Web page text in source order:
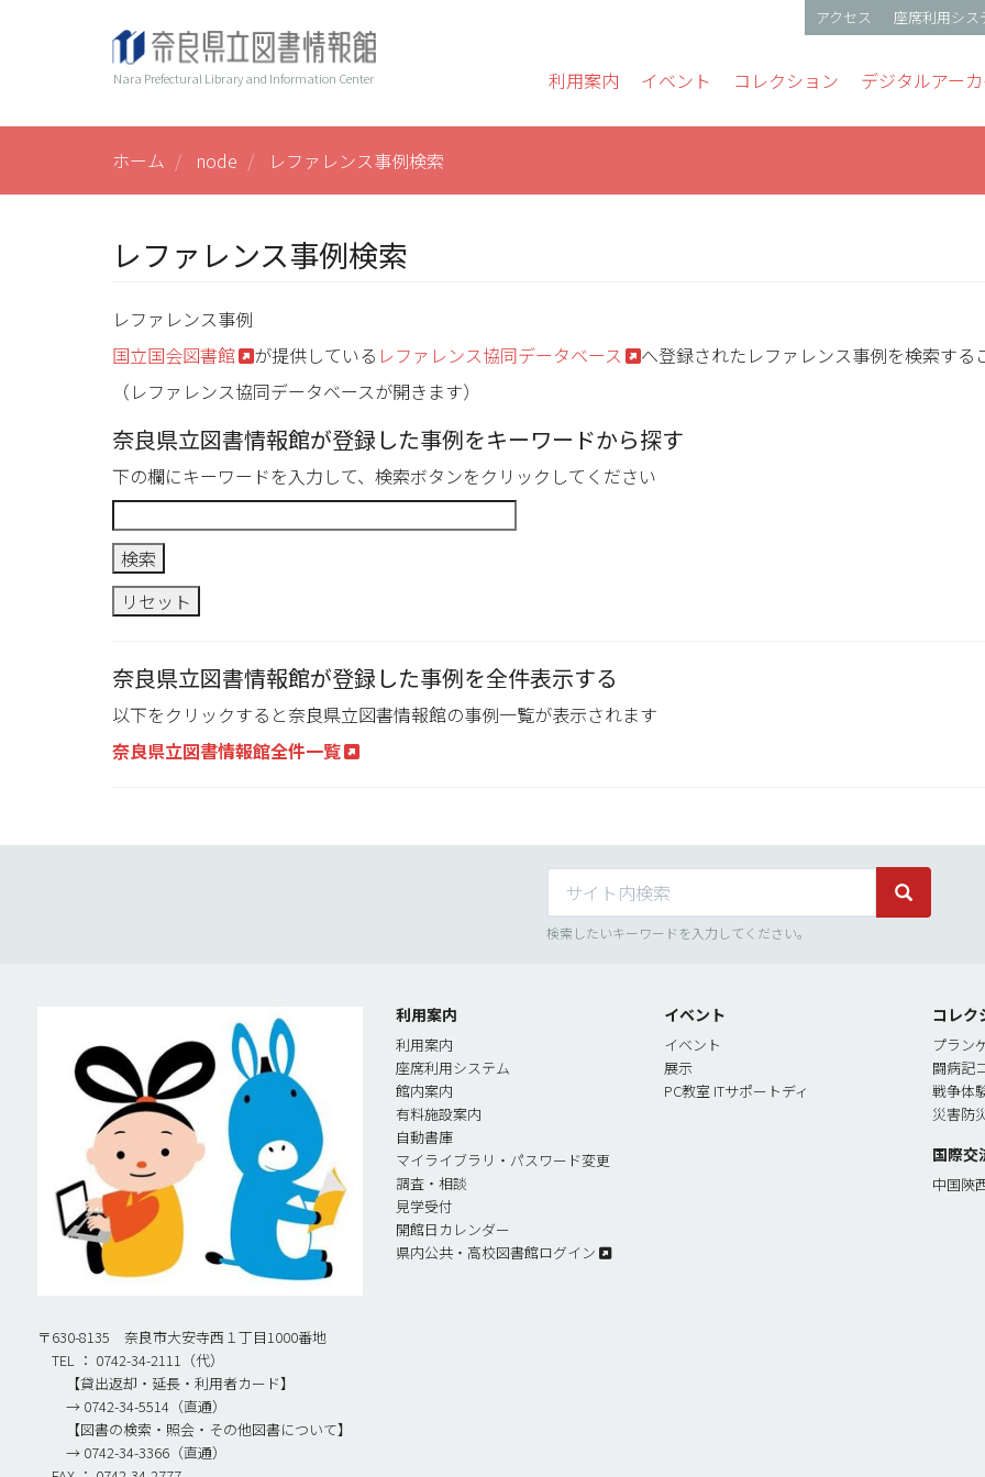
テ
Nara Prefectural Library and Information Center
ー
アクセス 座席利用シス
navigation利用案内 イベント コレクション デジタルアー
ホーム node レファレンス事例検索
レファレンス事例検索
レファレンス事例
国立国会図書館
が提供している レファレンス協同データベース
へ登録されたレファレンス事例を検索する
（レファレンス協同データベースが開きます）
奈良県立図書情報館が登録した事例をキーワードから探す
下の欄にキーワードを入力して、検索ボタンをクリックしてください
奈良県立図書情報館が登録した事例を全件表示する
以下をクリックすると奈良県立図書情報館の事例一覧が表示されます
奈良県立図書情報館全件一覧
サイト内検索 サイト内
検索したいキーワードを入力してください。
利用案内
利用案内
座席利用システム
館内案内
有料施設案内
自動書庫
マイライブラリ・パスワード変更
調査・相談
見学受付
開館日カレンダー
県内公共・高校図書館ログイン
イベント
イベント
展示
PC教室 ITサポートディ
コレク
プラン
闘病記
戦争体
災害防
国際交
中国陝
〒630-8135 奈良市大安寺西１丁目1000番地
TEL ： 0742-34-2111（代）
【貸出返却・延長・利用者カード】
→ 0742-34-5514（直通）
【図書の検索・照会・その他図書について】
→ 0742-34-3366（直通）